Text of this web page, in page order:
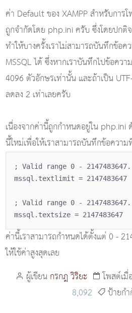
ค่า Default ของ XAMPP สำหรับการ
ถูกจำกัดโดย php.ini ครับ ซึ่งโดยปก
ทำให้บางครั้งเราไม่สามารถบันทึกข้อ
MSSQL ได้ ซึ่งหากเราบันทึกไปข้อคว
4096 ตัวอักษรเท่านั้น และถ้าเป็น
ลดลง 2 เท่าเลยครับ
เนื่องจากค่านี้ถูกกำหนดอยู่ใน php.ini
นี้ใหม่เพื่อให้เราสามารถบันทึกข้อควา
; Valid range 0 -
mssql.textlimit = 2147483647
; Valid range 0 -
mssql.textsize = 2147483647
ค่านี้เราสามารถกำหนดได้ตั้งแต่ 0 -
ให้ใช้ค่าสูงสุดเลย
ผู้เขียนกรกฎ วิริยะ โพสต์เ
8,092
ป้ายก